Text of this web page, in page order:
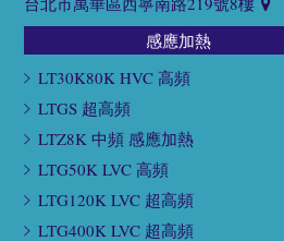
感應加熱
LT30K80K HVC 高頻
LTGS 超高頻
LTZ8K 中頻 感應加熱
LTG50K LVC 高頻
LTG120K LVC 超高頻
LTG400K LVC 超高頻